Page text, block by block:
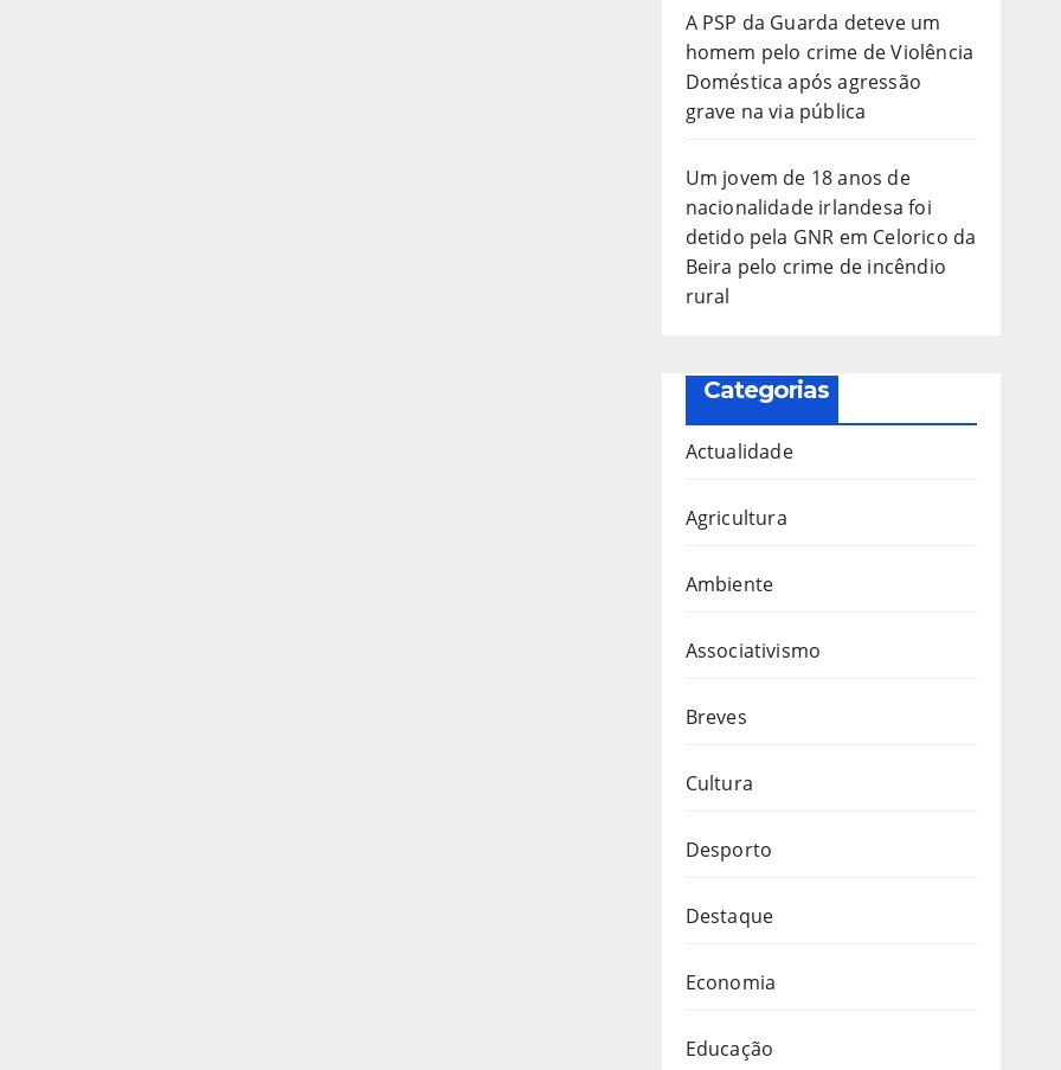
A PSP da Guarda deteve um
homem pelo crime de Violência
Doméstica após agressão
grave na via pública
Um jovem de 18 anos de
nacionalidade irlandesa foi
detido pela GNR em Celorico da
Beira pelo crime de incêndio
rural
Categorias
Actualidade
Agricultura
Ambiente
Associativismo
Breves
Cultura
Desporto
Destaque
Economia
Educação